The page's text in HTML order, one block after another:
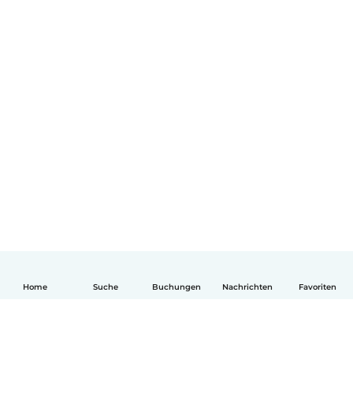
Home Suche Buchungen Nachrichten Favoriten